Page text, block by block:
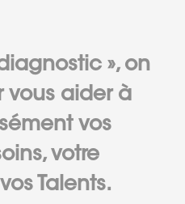
», on
aider à
vos
votre
Talents.